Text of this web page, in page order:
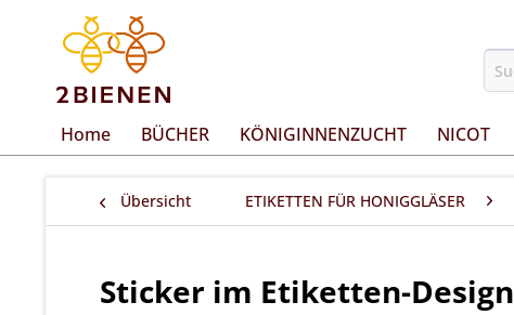
Home BÜCHER KÖNIGINNENZUCHT NICOT
Übersicht ETIKETTEN FÜR HONIGGLÄSER
Sticker im Etiketten-Design